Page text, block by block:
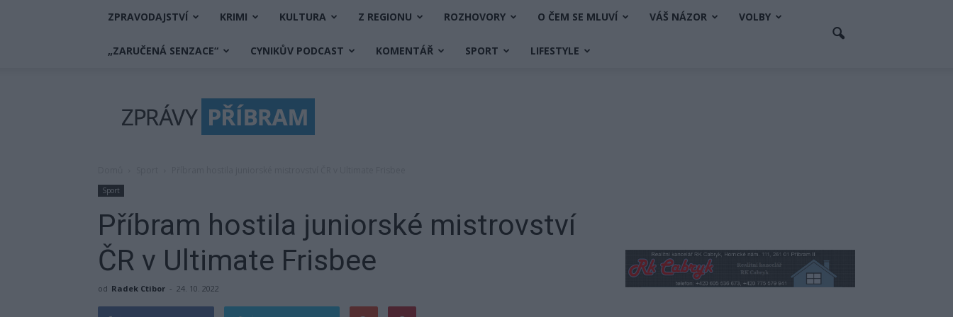
ZPRAVODAJSTVÍ KRIMI KULTURA Z REGIONU ROZHOVORY O ČEM SE MLUVÍ VÁŠ NÁZOR VOLBY
„ZARUČENÁ SENZACE“ CYNIKŮV PODCAST KOMENTÁŘ SPORT LIFESTYLE
Příbram
Sport
Příbram hostila juniorské mistrovství
ČR v Ultimate Frisbee
od Radek Ctibor - 24. 10. 2022